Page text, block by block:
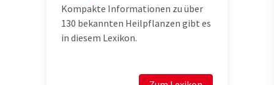
Kompakte Informationen zu über
130 bekannten Heilpflanzen gibt es
in diesem Lexikon.